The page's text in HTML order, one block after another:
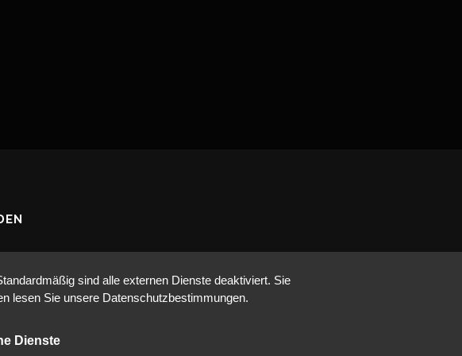
sind alle externen Dienste deaktiviert. Sie
lesen Sie unsere Datenschutzbestimmungen.
Dienste